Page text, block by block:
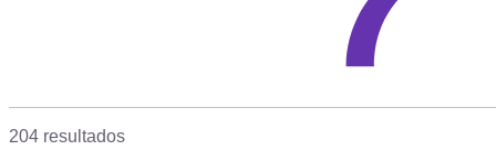
204 resultados